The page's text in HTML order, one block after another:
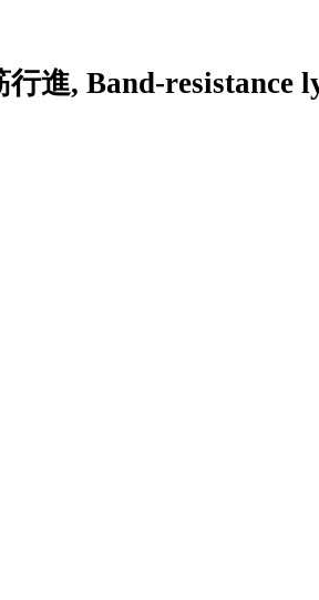
進, Band-resistance